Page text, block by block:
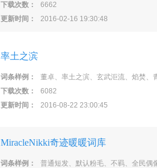
下载次数：
6662
更新时间：
2016-02-16 19:30:48
率土之滨
词条样例：
董卓、率土之滨、玄武洰流、焰焚、
下载次数：
6082
更新时间：
2016-08-22 23:00:45
MiracleNikki奇迹暖暖词库
词条样例：
普通短发、默认粉毛、不羁、全民偶